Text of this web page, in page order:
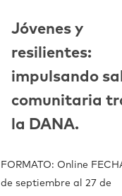
Jóvenes y
resilientes:
impulsando
comunitaria
la DANA.
FORMATO: Online
de septiembre al 27 de